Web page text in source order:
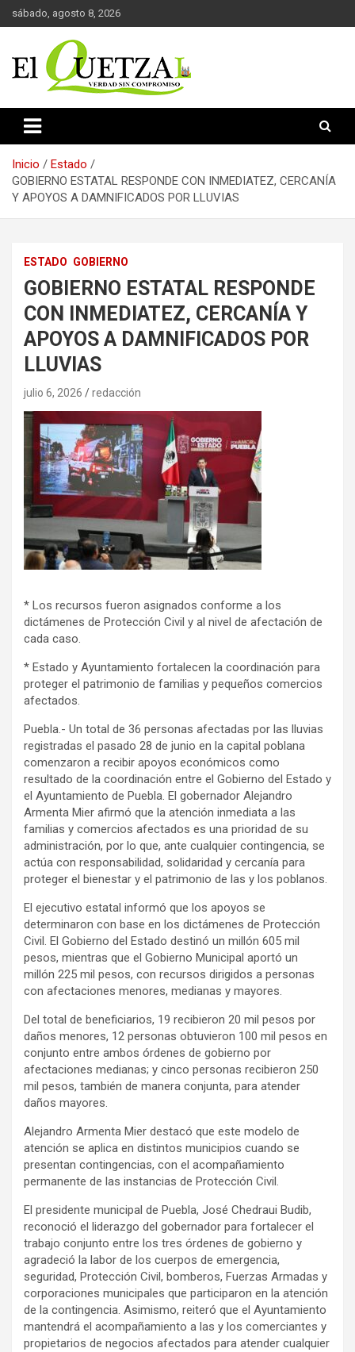
Saltar
al
sábado, agosto 8, 2026
El Quetzal de Cholula
Inicio
Estado
GOBIERNO ESTATAL RESPONDE CON INMEDIATEZ, CERCANÍA
Y APOYOS A DAMNIFICADOS POR LLUVIAS
ESTADO GOBIERNO
GOBIERNO ESTATAL RESPONDE
CON INMEDIATEZ, CERCANÍA Y
APOYOS A DAMNIFICADOS POR
LLUVIAS
julio 6, 2026 redacción
* Los recursos fueron asignados conforme a los
dictámenes de Protección Civil y al nivel de afectación de
cada caso.
* Estado y Ayuntamiento fortalecen la coordinación para
proteger el patrimonio de familias y pequeños comercios
afectados.
Puebla.- Un total de 36 personas afectadas por las lluvias
registradas el pasado 28 de junio en la capital poblana
comenzaron a recibir apoyos económicos como
resultado de la coordinación entre el Gobierno del Estado y
el Ayuntamiento de Puebla. El gobernador Alejandro
Armenta Mier afirmó que la atención inmediata a las
familias y comercios afectados es una prioridad de su
administración, por lo que, ante cualquier contingencia, se
actúa con responsabilidad, solidaridad y cercanía para
proteger el bienestar y el patrimonio de las y los poblanos.
El ejecutivo estatal informó que los apoyos se
determinaron con base en los dictámenes de Protección
Civil. El Gobierno del Estado destinó un millón 605 mil
pesos, mientras que el Gobierno Municipal aportó un
millón 225 mil pesos, con recursos dirigidos a personas
con afectaciones menores, medianas y mayores.
Del total de beneficiarios, 19 recibieron 20 mil pesos por
daños menores, 12 personas obtuvieron 100 mil pesos en
conjunto entre ambos órdenes de gobierno por
afectaciones medianas; y cinco personas recibieron 250
mil pesos, también de manera conjunta, para atender
daños mayores.
Alejandro Armenta Mier destacó que este modelo de
atención se aplica en distintos municipios cuando se
presentan contingencias, con el acompañamiento
permanente de las instancias de Protección Civil.
El presidente municipal de Puebla, José Chedraui Budib,
reconoció el liderazgo del gobernador para fortalecer el
trabajo conjunto entre los tres órdenes de gobierno y
agradeció la labor de los cuerpos de emergencia,
seguridad, Protección Civil, bomberos, Fuerzas Armadas y
corporaciones municipales que participaron en la atención
de la contingencia. Asimismo, reiteró que el Ayuntamiento
mantendrá el acompañamiento a las y los comerciantes y
propietarios de negocios afectados para atender cualquier